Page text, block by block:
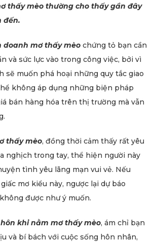
thấy mèo thường cho thấy gần đây
đến.
doanh mơ thấy mèo chứng tỏ bạn cần
và sức lực vào trong công việc, bởi vì
sẽ muốn phá hoại những quy tắc giao
không áp dụng những biện pháp
bán hàng hóa trên thị trường mà vẫn
thấy mèo, đồng thời cảm thấy rất yêu
nghịch trong tay, thể hiện người này
tình yêu lãng mạn vui vẻ. Nếu
mơ kiểu này, ngược lại dự báo
được như ý muốn.
khi nằm mơ thấy mèo, ám chỉ bạn
và bí bách với cuộc sống hôn nhân,